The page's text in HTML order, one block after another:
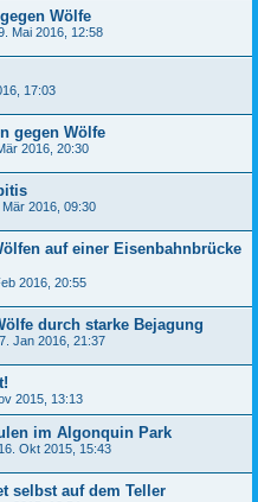
Wölfe
Mai 2016, 12:58
17:03
gegen Wölfe
2016, 20:30
Mär 2016, 09:30
auf einer Eisenbahnbrücke
2016, 20:55
durch starke Bejagung
Jan 2016, 21:37
2015, 13:13
im Algonquin Park
16. Okt 2015, 15:43
selbst auf dem Teller